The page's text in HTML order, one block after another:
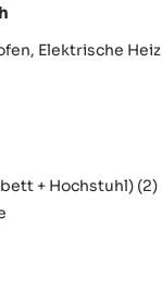
Elektrische
+ Hochstuhl) (2)